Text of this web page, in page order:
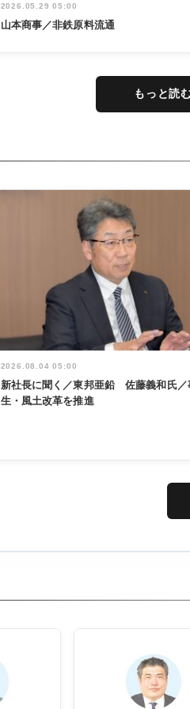
2026.05.29 05:00
山本商事／非鉄原料流通
もっと読
2026.08.04 05:00
新社長に聞く／東邦亜鉛 佐藤義和氏／
生・風土改革を推進